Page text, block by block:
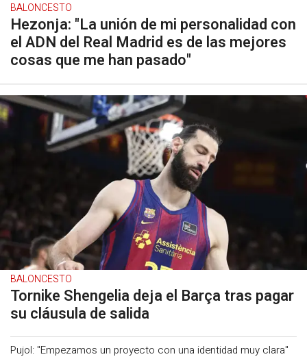
BALONCESTO
Hezonja: "La unión de mi personalidad con
el ADN del Real Madrid es de las mejores
cosas que me han pasado"
BALONCESTO
Tornike Shengelia deja el Barça tras pagar
su cláusula de salida
Pujol: "Empezamos un proyecto con una identidad muy clara"